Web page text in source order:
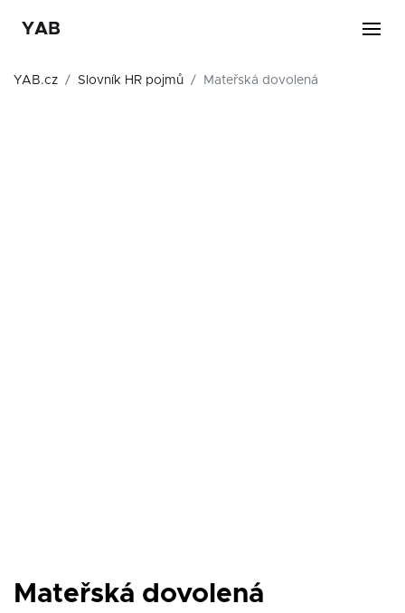
YAB
YAB.cz Slovník HR pojmů Mateřská dovolená
Mateřská dovolená